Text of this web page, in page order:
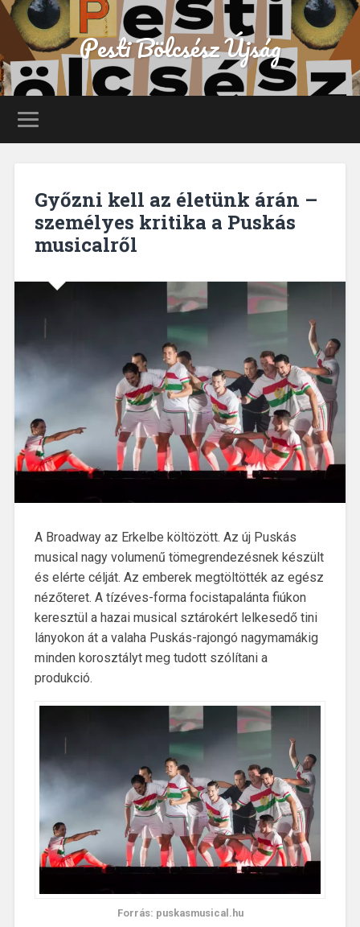
Pesti Bölcsész Újság
Győzni kell az életünk árán –
személyes kritika a Puskás
musicalről
A Broadway az Erkelbe költözött. Az új Puskás
musical nagy volumenű tömegrendezésnek készült
és elérte célját. Az emberek megtöltötték az egész
nézőteret. A tízéves-forma focistapalánta fiúkon
keresztül a hazai musical sztárokért lelkesedő tini
lányokon át a valaha Puskás-rajongó nagymamákig
minden korosztályt meg tudott szólítani a
produkció.
Forrás: puskasmusical.hu